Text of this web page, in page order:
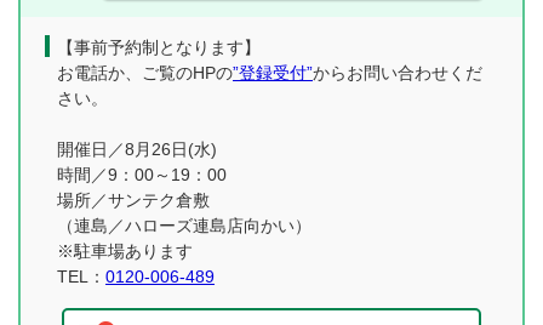
【事前予約制となります】
お電話か、ご覧のHPの”登録受付”からお問い合わせくだ
さい。
開催日／8月26日(水)
時間／9：00～19：00
場所／サンテク倉敷
（連島／ハローズ連島店向かい）
※駐車場あります
TEL： 0120-006-489